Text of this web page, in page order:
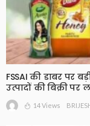
FSSAI की डाबर पर
उत्पादों की बिक्री पर
14 Views